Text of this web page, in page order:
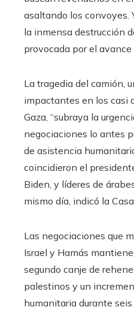
asaltando los convoyes.
la inmensa destrucción
provocada por el avance
La tragedia del camión,
impactantes en los casi
Gaza, “subraya la
negociaciones lo antes
de asistencia
coincidieron el
Biden, y líderes de
mismo día, indicó la
Las negociaciones que
Israel y Hamás
segundo canje de
palestinos y un
humanitaria durante